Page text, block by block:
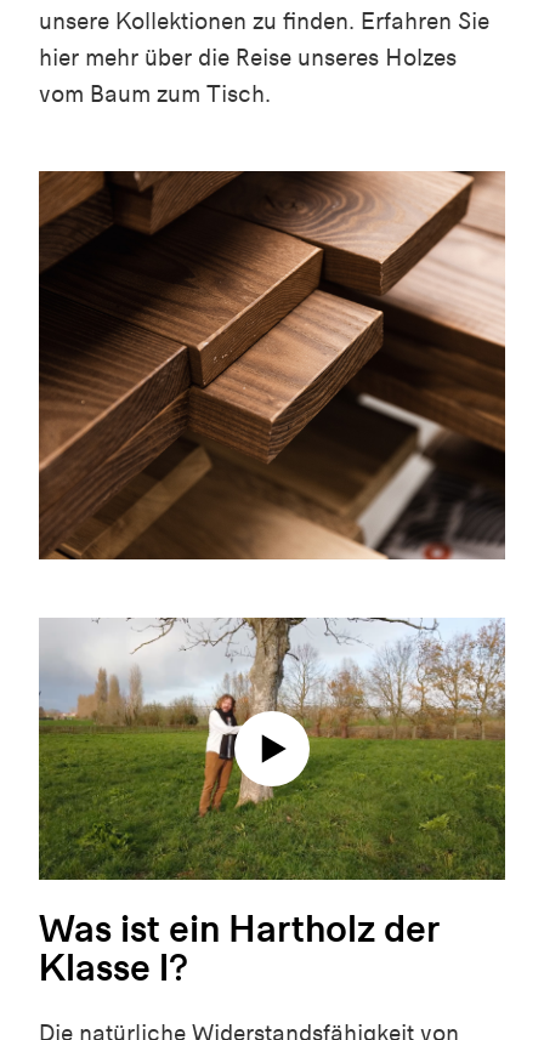
unsere Kollektionen zu finden. Erfahren Sie
hier mehr über die Reise unseres Holzes
vom Baum zum Tisch.
Was ist ein Hartholz der
Klasse I?
Die natürliche Widerstandsfähigkeit von